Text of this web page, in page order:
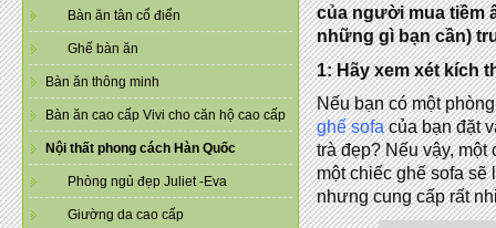
Bàn ăn tân cổ điển
Ghế bàn ăn
Bàn ăn thông minh
Bàn ăn cao cấp Vivi cho căn hộ cao cấp
Nội thất phong cách Hàn Quốc
Phòng ngủ đẹp Juliet -Eva
Giường da cao cấp
của người mua tiềm
những gì bạn cần)
1: Hãy xem xét kích
Nếu bạn có một
ghế sofacủa bạn đặt
trà đẹp? Nếu vậy,
một chiếc ghế sofa sẽ
nhưng cung cấp rất